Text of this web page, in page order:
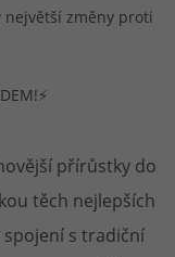
změny proti
přírůstky do
těch nejlepších
spojení s tradiční